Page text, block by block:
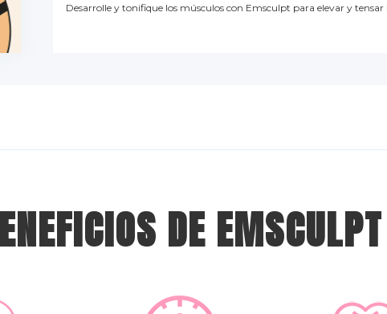
Desarrolle y tonifique los músculos con Emsculpt para elevar y tensar
DE EMSCULPT